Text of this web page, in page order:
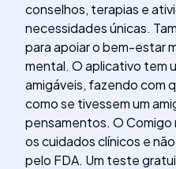
conselhos, terapias e
necessidades únicas.
para apoiar o bem-estar
mental. O aplicativo tem
amigáveis, fazendo com
como se tivessem um
pensamentos. O
os cuidados clínicos e
pelo FDA. Um teste